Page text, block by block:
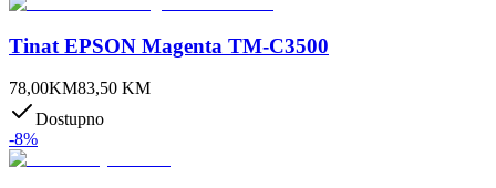
Tinat EPSON Magenta TM-C3500
78,00KM83,50 KM
Dostupno
-8%